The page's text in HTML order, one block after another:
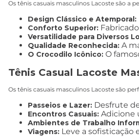
Os tênis casuais masculinos Lacoste são a
Design Clássico e Atemporal:
Conforto Superior:
Versatilidade para Diversos
Qualidade Reconhecida:A
O Crocodilo Icônico:O
Tênis Casual Lacoste
Os tênis casuais masculinos Lacoste são
Passeios e Lazer:Desfrute
Encontros Casuais:Adicione
Ambientes de Trabalho
Viagens:Leve a sofisticação